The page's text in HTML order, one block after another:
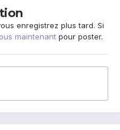
enregistrez plus tard. Si
maintenant pour poster.